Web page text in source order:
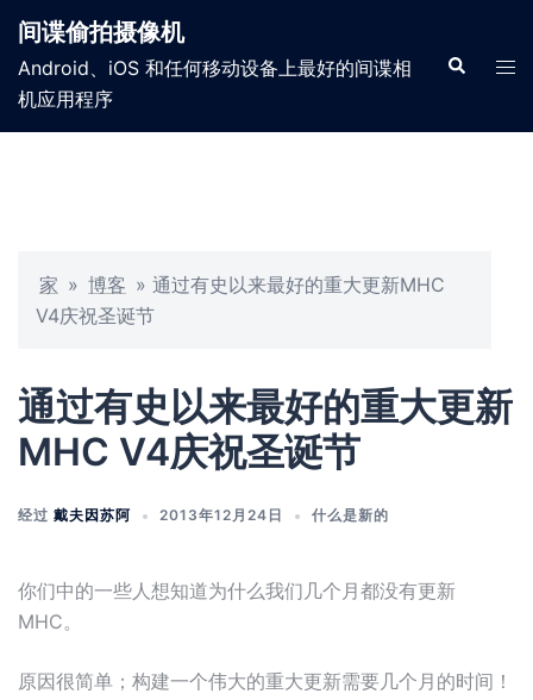
间谍偷拍摄像机
Android、iOS 和任何移动设备上最好的间谍相
机应用程序
家 » 博客 » 通过有史以来最好的重大更新MHC
V4庆祝圣诞节
通过有史以来最好的重大更新
MHC V4庆祝圣诞节
经过 戴夫因苏阿 2013年12月24日 什么是新的
你们中的一些人想知道为什么我们几个月都没有更新
MHC。
原因很简单；构建一个伟大的重大更新需要几个月的时间！